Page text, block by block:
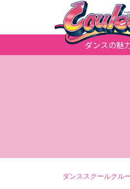
ダンスの魅
ダンススクールクル